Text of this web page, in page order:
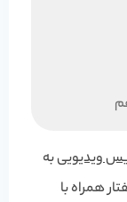
ویدیوییبه
همراه با